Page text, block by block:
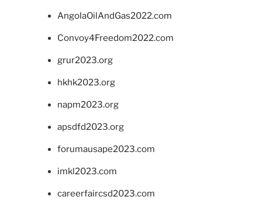
AngolaOilAndGas2022.com
Convoy4Freedom2022.com
grur2023.org
hkhk2023.org
napm2023.org
apsdfd2023.org
forumausape2023.com
imkl2023.com
careerfaircsd2023.com